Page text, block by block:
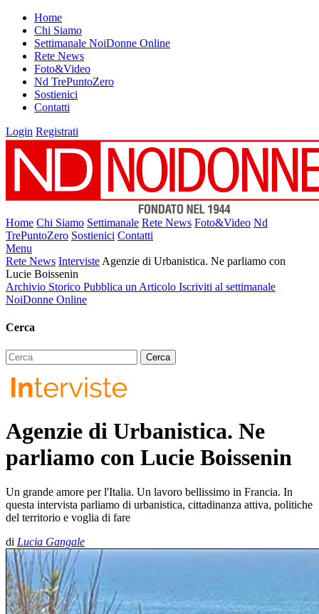
Home
Chi Siamo
Settimanale NoiDonne Online
Rete News
Foto&Video
Nd TrePuntoZero
Sostienici
Contatti
Login Registrati
Home Chi Siamo Settimanale Rete News Foto&Video Nd
TrePuntoZero Sostienici Contatti
Menu
Rete News Interviste Agenzie di Urbanistica. Ne parliamo con
Lucie Boissenin
Archivio Storico Pubblica un Articolo Iscriviti al settimanale
NoiDonne Online
Cerca
Agenzie di Urbanistica. Ne
parliamo con Lucie Boissenin
Un grande amore per l'Italia. Un lavoro bellissimo in Francia. In
questa intervista parliamo di urbanistica, cittadinanza attiva, politiche
del territorio e voglia di fare
di Lucia Gangale